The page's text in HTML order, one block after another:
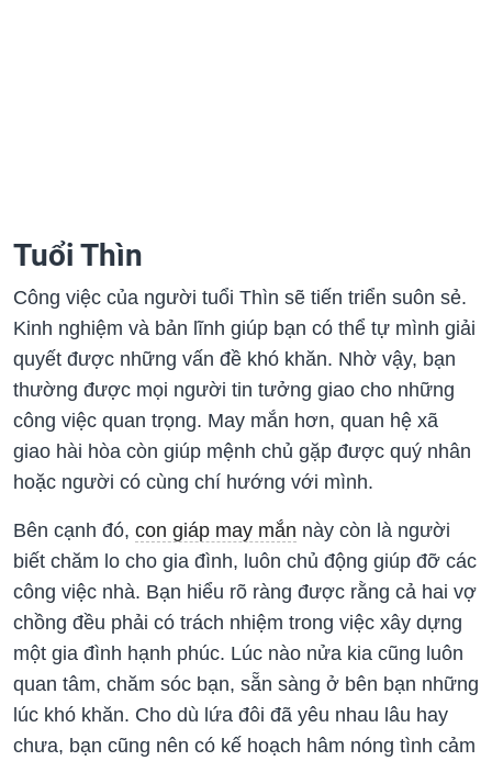
Tuổi Thìn
Công việc của người tuổi Thìn sẽ tiến triển suôn sẻ.
Kinh nghiệm và bản lĩnh giúp bạn có thể tự mình giải
quyết được những vấn đề khó khăn. Nhờ vậy, bạn
thường được mọi người tin tưởng giao cho những
công việc quan trọng. May mắn hơn, quan hệ xã
giao hài hòa còn giúp mệnh chủ gặp được quý nhân
hoặc người có cùng chí hướng với mình.
Bên cạnh đó, con giáp may mắn này còn là người
biết chăm lo cho gia đình, luôn chủ động giúp đỡ các
công việc nhà. Bạn hiểu rõ ràng được rằng cả hai vợ
chồng đều phải có trách nhiệm trong việc xây dựng
một gia đình hạnh phúc. Lúc nào nửa kia cũng luôn
quan tâm, chăm sóc bạn, sẵn sàng ở bên bạn những
lúc khó khăn. Cho dù lứa đôi đã yêu nhau lâu hay
chưa, bạn cũng nên có kế hoạch hâm nóng tình cảm